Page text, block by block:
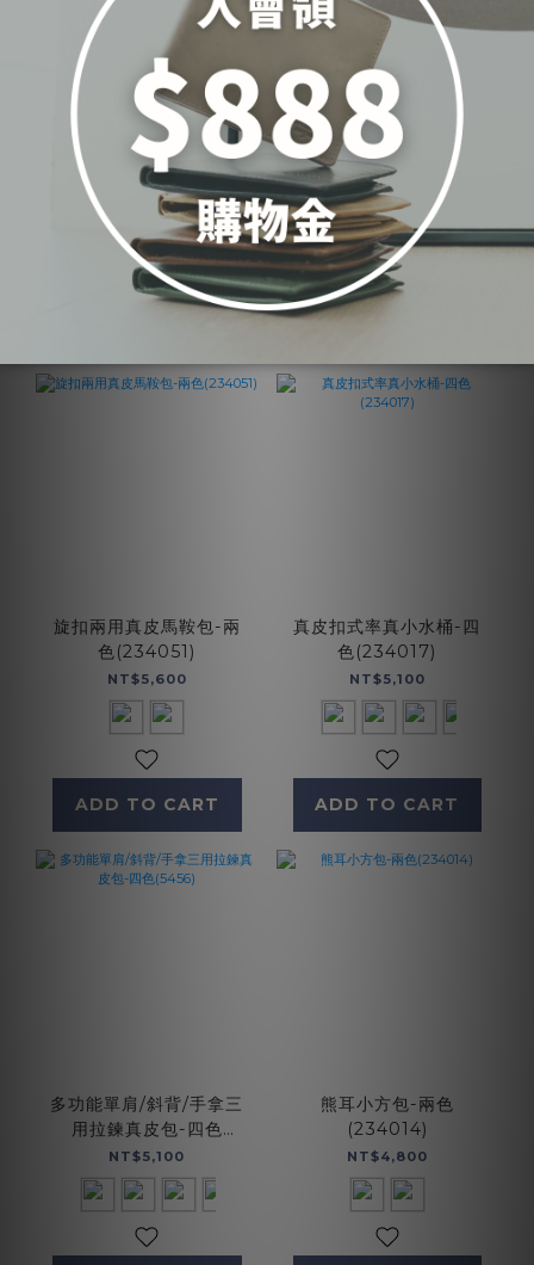
率性半月真皮斜背包-四
色(5532)
NT$5,300
View other 1 variants
迷霧真皮抽繩水桶包-三
色(5518)
NT$5,100
旋扣兩用真皮馬鞍包-兩
色(234051)
NT$5,600
ADD TO CART
真皮扣式率真小水桶-四
色(234017)
NT$5,100
ADD TO CART
多功能單肩/斜背/手拿三
用拉鍊真皮包-四色
(5456)
NT$5,100
熊耳小方包-兩色
(234014)
NT$4,800